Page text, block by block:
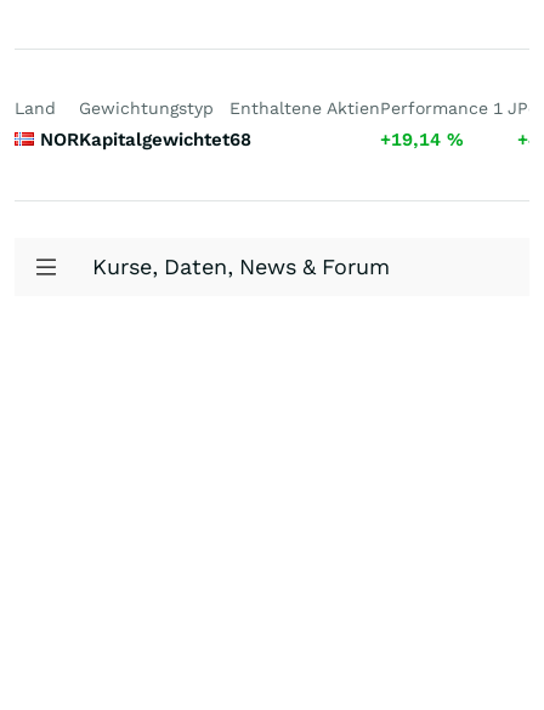
Land
NOR
Gewichtungstyp
Kapitalgewichtet
Enthaltene Aktien
68
Performance 1 J
+19,14 %
Kurse, Daten, News & Forum